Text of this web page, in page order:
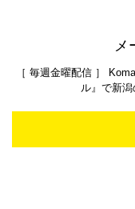
メ
［ 毎週金曜配信 ］
ル』で新